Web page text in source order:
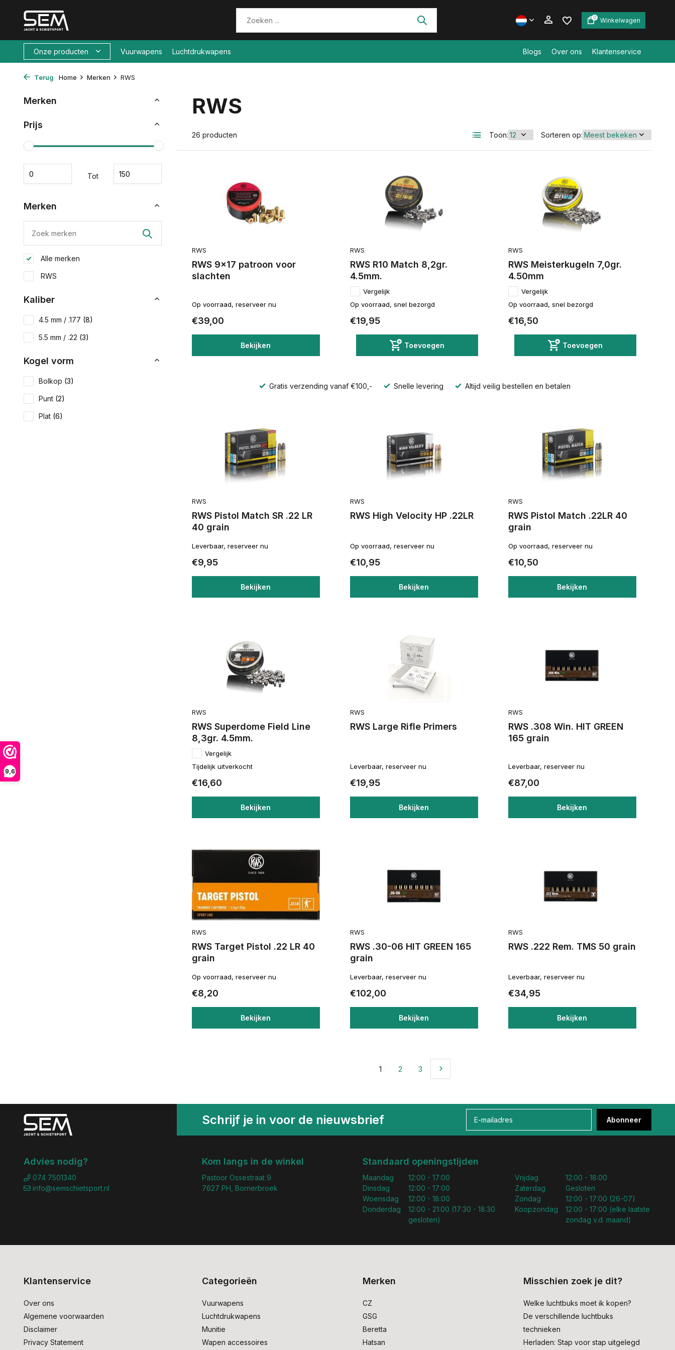
9,6
0 Winkelwagen
Onze producten Vuurwapens Luchtdrukwapens Blogs Over ons Klantenservice
Terug Home Merken RWS
Merken
Prijs
Tot
Merken
Alle merken
RWS
Kaliber
4.5 mm / .177 (8)
5.5 mm / .22 (3)
Kogel vorm
Bolkop (3)
Punt (2)
Plat (6)
RWS
26 producten Toon: Sorteren op:
RWS
RWS 9x17 patroon voor
slachten
Op voorraad, reserveer nu
€39,00
Bekijken
RWS
RWS R10 Match 8,2gr.
4.5mm.
Vergelijk
Op voorraad, snel bezorgd
€19,95
Toevoegen
RWS
RWS Meisterkugeln 7,0gr.
4.50mm
Vergelijk
Op voorraad, snel bezorgd
€16,50
Toevoegen
Gratis verzending vanaf €100,- Snelle levering Altijd veilig bestellen en betalen
RWS
RWS Pistol Match SR .22 LR
40 grain
Leverbaar, reserveer nu
€9,95
Bekijken
RWS
RWS High Velocity HP .22LR
Op voorraad, reserveer nu
€10,95
Bekijken
RWS
RWS Pistol Match .22LR 40
grain
Op voorraad, reserveer nu
€10,50
Bekijken
RWS
RWS Superdome Field Line
8,3gr. 4.5mm.
Vergelijk
Tijdelijk uitverkocht
€16,60
Bekijken
RWS
RWS Large Rifle Primers
Leverbaar, reserveer nu
€19,95
Bekijken
RWS
RWS .308 Win. HIT GREEN
165 grain
Leverbaar, reserveer nu
€87,00
Bekijken
RWS
RWS Target Pistol .22 LR 40
grain
Op voorraad, reserveer nu
€8,20
Bekijken
RWS
RWS .30-06 HIT GREEN 165
grain
Leverbaar, reserveer nu
€102,00
Bekijken
RWS
RWS .222 Rem. TMS 50 grain
Leverbaar, reserveer nu
€34,95
Bekijken
1 2 3
Schrijf je in voor de nieuwsbrief Abonneer
Advies nodig?
074 7501340
info@semschietsport.nl
Kom langs in de winkel
Pastoor Ossestraat 9
7627 PH, Bornerbroek
Standaard openingstijden
Maandag
Dinsdag
Woensdag
Donderdag
12:00 - 17:00
12:00 - 17:00
12:00 - 18:00
12:00 - 21:00 (17:30 - 18:30
gesloten)
Vrijdag
Zaterdag
Zondag
Koopzondag
12:00 - 18:00
Gesloten
12:00 - 17:00 (26-07)
12:00 - 17:00 (elke laatste
zondag v.d. maand)
Klantenservice
Over ons
Algemene voorwaarden
Disclaimer
Privacy Statement
Categorieën
Vuurwapens
Luchtdrukwapens
Munitie
Wapen accessoires
Merken
CZ
GSG
Beretta
Hatsan
Misschien zoek je dit?
Welke luchtbuks moet ik kopen?
De verschillende luchtbuks
technieken
Herladen: Stap voor stap uitgelegd